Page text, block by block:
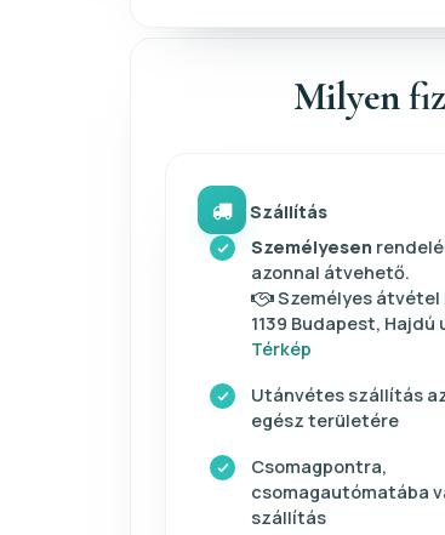
Milyen
Szállítás
Személyesen
azonnal átvehető.
Személyes átvétel
1139 Budapest, Hajdú
Térkép
Utánvétes szállítás
egész területére
Csomagpontra,
csomagautómatába
szállítás